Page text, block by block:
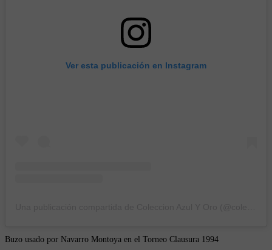
Ver esta publicación en Instagram
Buzo usado por Navarro Montoya en el Torneo Clausura 1994